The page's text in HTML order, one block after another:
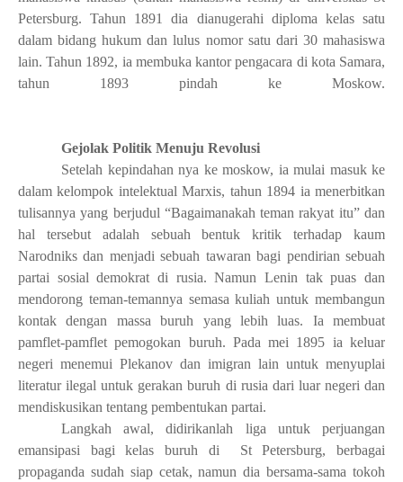
Petersburg. Tahun 1891 dia dianugerahi diploma kelas satu
dalam bidang hukum dan lulus nomor satu dari 30 mahasiswa
lain. Tahun 1892, ia membuka kantor pengacara di kota Samara,
tahun 1893 pindah ke Moskow.
Gejolak Politik Menuju Revolusi
Setelah kepindahan nya ke moskow, ia mulai masuk ke
dalam kelompok intelektual Marxis, tahun 1894 ia menerbitkan
tulisannya yang berjudul “Bagaimanakah teman rakyat itu” dan
hal tersebut adalah sebuah bentuk kritik terhadap kaum
Narodniks dan menjadi sebuah tawaran bagi pendirian sebuah
partai sosial demokrat di rusia. Namun Lenin tak puas dan
mendorong teman-temannya semasa kuliah untuk membangun
kontak dengan massa buruh yang lebih luas. Ia membuat
pamflet-pamflet pemogokan buruh. Pada mei 1895 ia keluar
negeri menemui Plekanov dan imigran lain untuk menyuplai
literatur ilegal untuk gerakan buruh di rusia dari luar negeri dan
mendiskusikan tentang pembentukan partai.
Langkah awal, didirikanlah liga untuk perjuangan
emansipasi bagi kelas buruh di St Petersburg, berbagai
propaganda sudah siap cetak, namun dia bersama-sama tokoh